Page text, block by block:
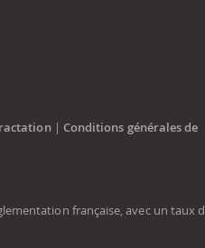
| Conditions générales de
française, avec un taux